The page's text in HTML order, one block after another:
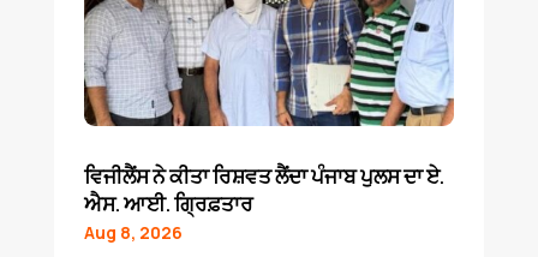
ਵਿਜੀਲੈਂਸ ਨੇ ਕੀਤਾ ਰਿਸ਼ਵਤ ਲੈਂਦਾ ਪੰਜਾਬ ਪੁਲਸ ਦਾ ਏ.
ਐਸ. ਆਈ. ਗ੍ਰਿਫ਼ਤਾਰ
Aug 8, 2026